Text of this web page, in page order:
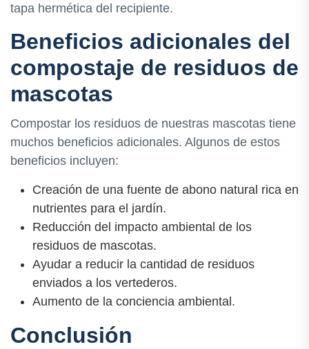
tapa hermética del recipiente.
Beneficios adicionales del
compostaje de residuos de
mascotas
Compostar los residuos de nuestras mascotas tiene
muchos beneficios adicionales. Algunos de estos
beneficios incluyen:
Creación de una fuente de abono natural rica en
nutrientes para el jardín.
Reducción del impacto ambiental de los
residuos de mascotas.
Ayudar a reducir la cantidad de residuos
enviados a los vertederos.
Aumento de la conciencia ambiental.
Conclusión